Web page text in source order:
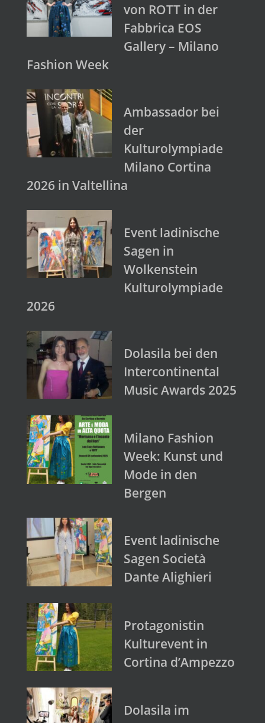
von ROTT in der
Fabbrica EOS
Gallery – Milano
Fashion Week
Ambassador bei
der
Kulturolympiade
Milano Cortina
2026 in Valtellina
Event ladinische
Sagen in
Wolkenstein
Kulturolympiade
2026
Dolasila bei den
Intercontinental
Music Awards 2025
Milano Fashion
Week: Kunst und
Mode in den
Bergen
Event ladinische
Sagen Società
Dante Alighieri
Protagonistin
Kulturevent in
Cortina d’Ampezzo
Dolasila im